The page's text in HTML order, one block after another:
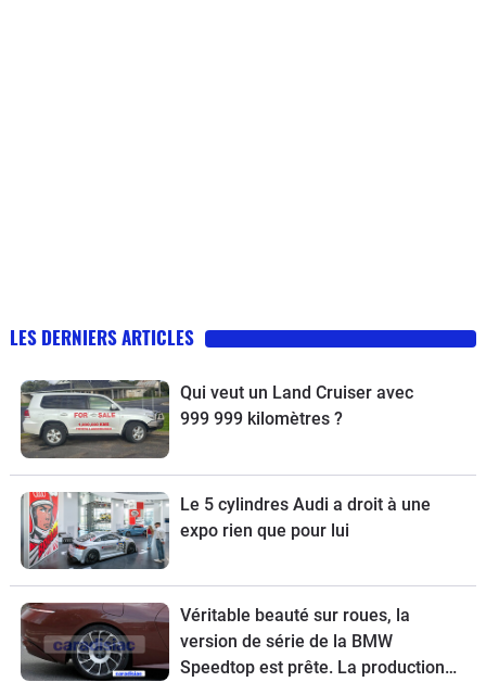
LES DERNIERS ARTICLES
Qui veut un Land Cruiser avec
999 999 kilomètres ?
Le 5 cylindres Audi a droit à une
expo rien que pour lui
Véritable beauté sur roues, la
version de série de la BMW
Speedtop est prête. La production